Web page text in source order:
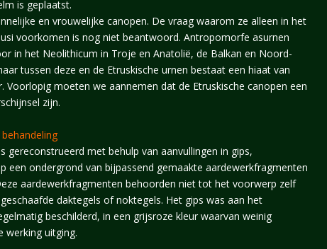
is geplaatst.
en vrouwelijke canopen. De vraag waarom ze alleen in het
voorkomen is nog niet beantwoord. Antropomorfe asurnen
in het Neolithicum in Troje en Anatolië, de Balkan en Noord-
tussen deze en de Etruskische urnen bestaat een hiaat van
Voorlopig moeten we aannemen dat de Etruskische canopen een
zijn.
gereconstrueerd met behulp van aanvullingen in gips,
een ondergrond van bijpassend gemaakte aardewerkfragmenten
aardewerkfragmenten behoorden niet tot het voorwerp zelf
daktegels of noktegels. Het gips was aan het
beschilderd, in een grijsroze kleur waarvan weinig
werking uitging.